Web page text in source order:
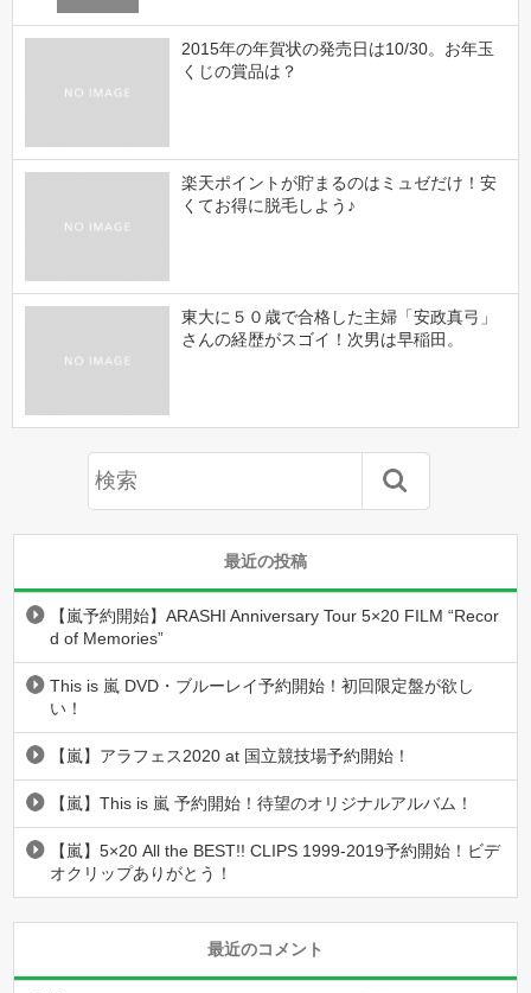
2015年の年賀状の発売日は10/30。お年玉
くじの賞品は？
楽天ポイントが貯まるのはミュゼだけ！安
くてお得に脱毛しよう♪
東大に５０歳で合格した主婦「安政真弓」
さんの経歴がスゴイ！次男は早稲田。
最近の投稿
【嵐予約開始】ARASHI Anniversary Tour 5×20 FILM “Recor
d of Memories”
This is 嵐 DVD・ブルーレイ予約開始！初回限定盤が欲し
い！
【嵐】アラフェス2020 at 国立競技場予約開始！
【嵐】This is 嵐 予約開始！待望のオリジナルアルバム！
【嵐】5×20 All the BEST!! CLIPS 1999-2019予約開始！ビデ
オクリップありがとう！
最近のコメント